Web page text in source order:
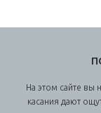
На этом сайте вы
касания дают